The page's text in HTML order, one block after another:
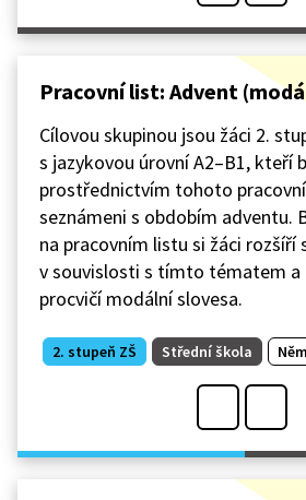
Pracovní list: Advent
Cílovou skupinou jsou žáci 2.
s jazykovou úrovní A2–B1, kteří
prostřednictvím tohoto
seznámeni s obdobím adventu.
na pracovním listu si žáci rozšíří
v souvislosti s tímto tématem a
procvičí modální slovesa.
2. stupeň ZŠ Střední škola